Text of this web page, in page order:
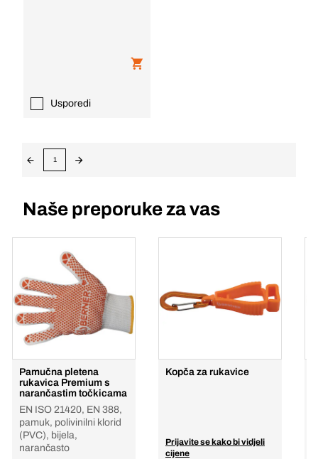
Usporedi
1
Naše preporuke za vas
Pamučna pletena
rukavica Premium s
narančastim točkicama
EN ISO 21420, EN 388,
pamuk, polivinilni klorid
(PVC), bijela,
narančasto
Kopča za rukavice
Prijavite se kako bi vidjeli
cijene